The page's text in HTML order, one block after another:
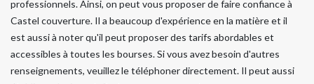
professionnels. Ainsi, on peut vous proposer de faire confiance à
Castel couverture. Il a beaucoup d'expérience en la matière et il
est aussi à noter qu'il peut proposer des tarifs abordables et
accessibles à toutes les bourses. Si vous avez besoin d'autres
renseignements, veuillez le téléphoner directement. Il peut aussi